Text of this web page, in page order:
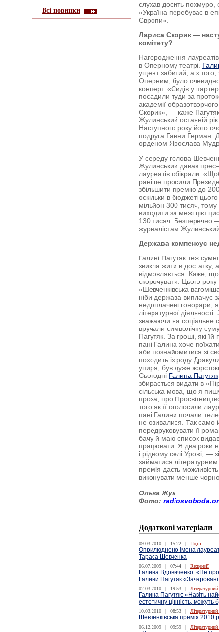
Всі новинки
слухав досить похмуро,
«Україна перебуває в
Європи».
Лариса Скорик —
комітету?
Нагородження
в Оперному театрі.
ущент забитий, а з того,
Оперним, було
концерт. «Сидів у
посадили туди за
академії
Скорик», — каже
Жулинський останній
Наступного року його
подруга Ганни Герман.
орденом Ярослава
У середу голова
Жулинський давав
лауреатів обікрали.
раніше просили
збільшити премію до
оскільки в бюджеті
мільйон 300 тисяч,
виходити за межі цієї
130 тисяч. Безперечно
журналістам
Держава компенсує
Галині Пагутяк теж
звикла жити в достатку,
відмовляється. Каже,
скорочувати. Цього року
«Шевченківська
ніби держава виплачує
недоплачені гонорари,
літературної
зважаючи на соціальне
вручали символічну
Пагутяк. За гроші, які
пані Галина хоче
аби познайомитися зі
походить із роду
упиря, був дуже
Сьогодні Галина Пагутяк
збирається видати в
сільська мова, що я
проза, про
того як її оголосили
пані Галини почали
не озивалися. Так само
передруковувати її
бачу й маю список
працювати. Я два роки
і рідному селі Урожі, —
займатися
премія дасть
виконувати менше
Ольга Жук
Фото:
Додаткові матеріали
09.03.2010 | 15:22 | Події
Оприлюднено імена
Тараса Шевченка
06.07.2009 | 07:44 | Re:цензії
Галина Вдовиченко: «Не
Галини Пагутяк
02.03.2010 | 19:53 |
Галина Пагутяк: «Навіть
естетичну цінність, можуть
10.03.2010 | 08:53 |
Шевченківська премія 2010
06.12.2009 | 09:59 |